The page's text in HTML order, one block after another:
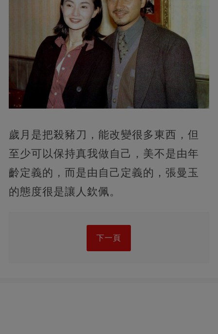
歲月是把殺豬刀，能改變很多東西，但
至少可以保持真我做自己，美不是由年
齡定義的，而是由自己定義的，張曼玉
的態度很是讓人欽佩。
下一頁